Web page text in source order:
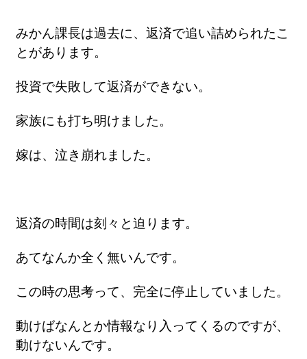
みかん課長は過去に、返済で追い詰められたこ
とがあります。
投資で失敗して返済ができない。
家族にも打ち明けました。
嫁は、泣き崩れました。
返済の時間は刻々と迫ります。
あてなんか全く無いんです。
この時の思考って、完全に停止していました。
動けばなんとか情報なり入ってくるのですが、
動けないんです。